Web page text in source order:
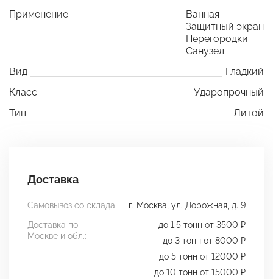
Применение
Ванная
Защитный экран
Перегородки
Санузел
Вид
Гладкий
Класс
Ударопрочный
Тип
Литой
Доставка
Самовывоз со склада
г. Москва, ул. Дорожная, д. 9
Доставка по
Москве и обл.:
до 1.5 тонн от 3500 ₽
до 3 тонн от 8000 ₽
до 5 тонн от 12000 ₽
до 10 тонн от 15000 ₽